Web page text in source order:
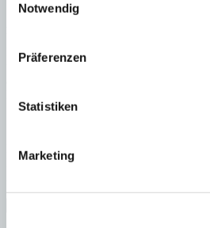
Notwendig
Präferenzen
Statistiken
Marketing
Alle Angaben basieren auf
Partner übernimmt keinerlei Garantie
und Aktualität der Angaben und
Nebenkosten wie Steuern, Notar-,
Laden Sie sich hier den Immobilien-
Minkner & Bonitz herunter.